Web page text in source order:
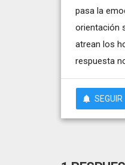
pasa la
orientación
atrean los
respuesta
SEGUIR